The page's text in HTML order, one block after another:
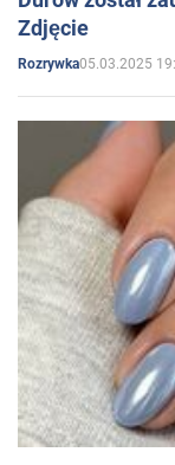
Zdjęcie
Rozrywka05.03.2025